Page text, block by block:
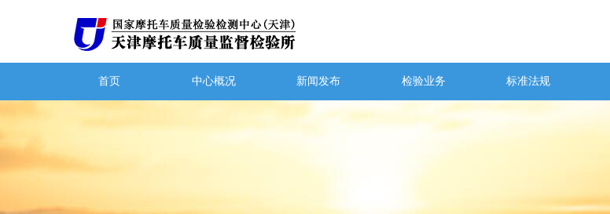
首页 中心概况 新闻发布 检验业务 标准法规